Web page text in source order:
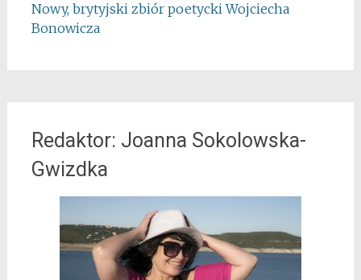
Nowy, brytyjski zbiór poetycki Wojciecha
Bonowicza
Redaktor: Joanna Sokolowska-
Gwizdka